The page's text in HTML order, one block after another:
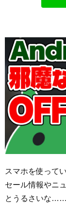
スマホを使って
セール情報やニ
とうるさいな……